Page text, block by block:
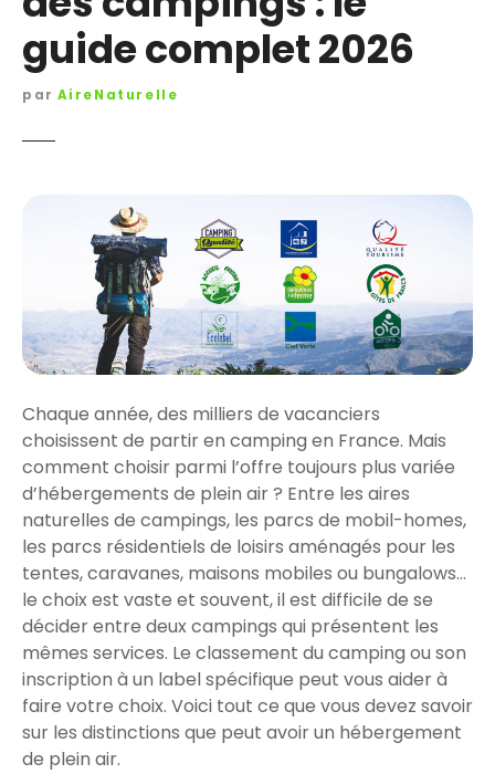
guide complet 2026
par AireNaturelle
Chaque année, des milliers de vacanciers
choisissent de partir en camping en France. Mais
comment choisir parmi l’offre toujours plus variée
d’hébergements de plein air ? Entre les aires
naturelles de campings, les parcs de mobil-homes,
les parcs résidentiels de loisirs aménagés pour les
tentes, caravanes, maisons mobiles ou bungalows…
le choix est vaste et souvent, il est difficile de se
décider entre deux campings qui présentent les
mêmes services. Le classement du camping ou son
inscription à un label spécifique peut vous aider à
faire votre choix. Voici tout ce que vous devez savoir
sur les distinctions que peut avoir un hébergement
de plein air.